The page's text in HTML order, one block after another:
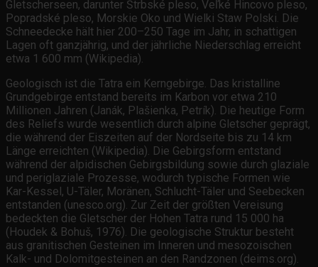
Gletscherseen, darunter Štrbské pleso, Veľké Hincovo pleso,
Popradské pleso, Morskie Oko und Wielki Staw Polski. Die
Schneedecke hält hier 200–250 Tage im Jahr, in schattigen
Lagen oft ganzjährig, und der jährliche Niederschlag erreicht
etwa 1 600 mm (Wikipedia).
Geologisch ist die Tatra ein Kerngebirge. Das kristalline
Grundgebirge entstand bereits im Karbon vor etwa 210
Millionen Jahren (Janák, Plašienka, Petrík). Die heutige Form
des Reliefs wurde wesentlich durch alpine Gletscher geprägt,
die während der Eiszeiten auf der Nordseite bis zu 14 km
Länge erreichten (Wikipedia). Die Gebirgsform entstand
während der alpidischen Gebirgsbildung sowie durch glaziale
und periglaziale Prozesse, wodurch typische Formen wie
Kar-Kessel, U-Täler, Moränen, Schlucht-Täler und Seebecken
entstanden (unesco.org). Zur Zeit der größten Vereisung
bedeckten die Gletscher der Hohen Tatra rund 15 000 ha
(Houdek & Bohuš, 1976). Die geologische Struktur besteht
aus granitischen Gesteinen im Inneren und mesozoischen
Kalk- und Dolomitgesteinen an den Randzonen (deims.org).